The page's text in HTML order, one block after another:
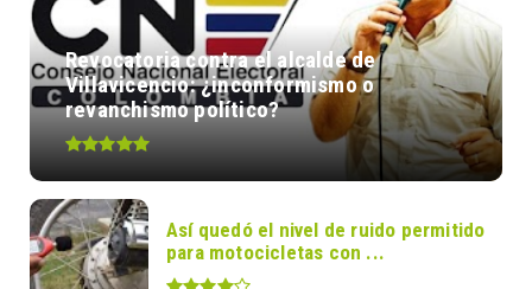
Revocatoria contra el alcalde de
Villavicencio: ¿inconformismo o
revanchismo político?
Así quedó el nivel de ruido permitido
para motocicletas con ...